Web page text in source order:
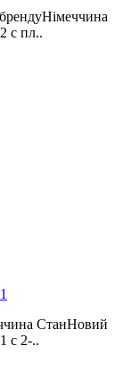
c пл..
СтанНовий
c 2-..